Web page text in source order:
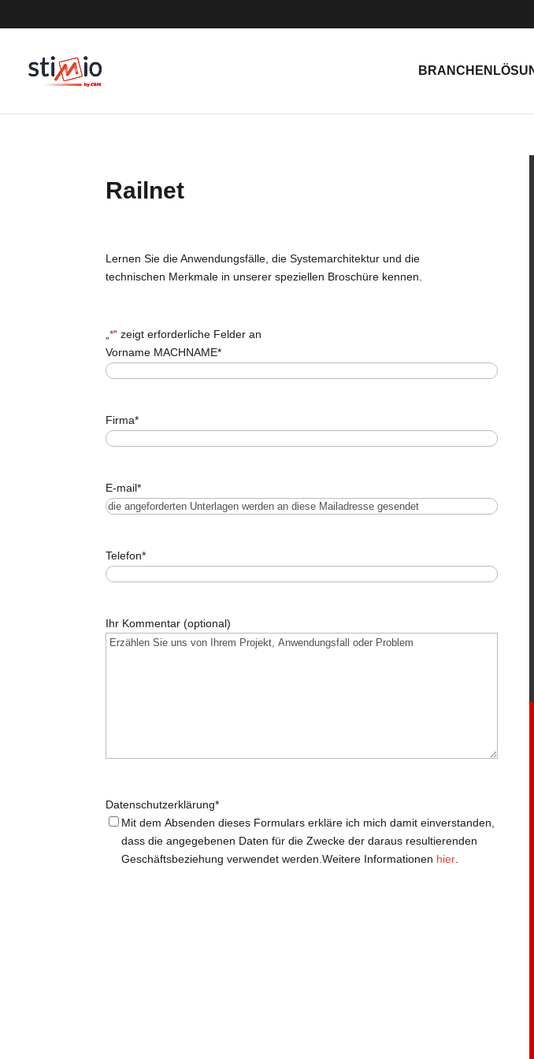
Railnet
Lernen Sie die Anwendungsfälle, die Systemarchitektur und die
technischen Merkmale in unserer speziellen Broschüre kennen.
„*“ zeigt erforderliche Felder an
Vorname MACHNAME*
Firma*
E-mail*
Telefon*
Ihr Kommentar (optional)
Datenschutzerklärung*
Mit dem Absenden dieses Formulars erkläre ich mich damit einverstanden,
dass die angegebenen Daten für die Zwecke der daraus resultierenden
Geschäftsbeziehung verwendet werden.Weitere Informationen hier.